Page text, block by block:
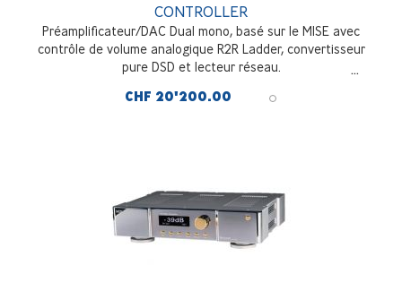
CONTROLLER
Préamplificateur/DAC Dual mono, basé sur le M1SE avec
contrôle de volume analogique R2R Ladder, convertisseur
pure DSD et lecteur réseau.
CHF 20'200.00